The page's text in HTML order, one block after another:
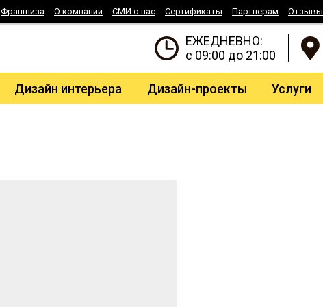
Франшиза О компании СМИ о нас Сертификаты Партнерам Отзывы
ЕЖЕДНЕВНО:
с 09:00 до 21:00
Дизайн интерьера Дизайн-проекты Услуги